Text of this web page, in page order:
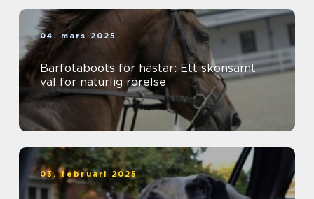
04. mars 2025
Barfotaboots för hästar: Ett skonsamt
val för naturlig rörelse
03. februari 2025